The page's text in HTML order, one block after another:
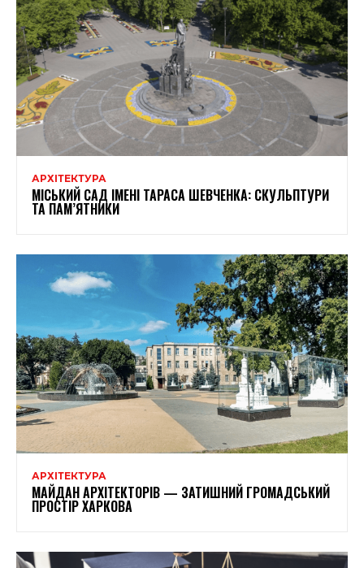
АРХІТЕКТУРА
МІСЬКИЙ САД ІМЕНІ ТАРАСА ШЕВЧЕНКА: СКУЛЬПТУРИ
ТА ПАМ’ЯТНИКИ
АРХІТЕКТУРА
МАЙДАН АРХІТЕКТОРІВ — ЗАТИШНИЙ ГРОМАДСЬКИЙ
ПРОСТІР ХАРКОВА